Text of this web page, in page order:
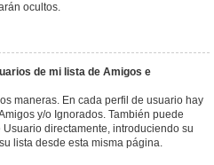
ocultos.
de mi lista de Amigos e
maneras. En cada perfil de usuario hay
y/o Ignorados. También puede
directamente, introduciendo su
lista desde esta misma página.